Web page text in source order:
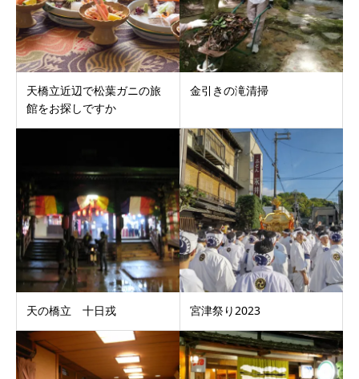
天橋立近辺で松葉ガニの旅
館をお探しですか
金引きの滝清掃
天の橋立 十日戎 宮津祭り2023